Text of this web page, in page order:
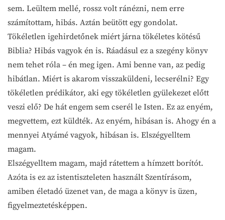
sem. Leültem mellé, rossz volt ránézni, nem erre
számítottam, hibás. Aztán beütött egy gondolat.
Tökéletlen igehirdetőnek miért járna tökéletes kötésű
Biblia? Hibás vagyok én is. Ráadásul ez a szegény könyv
nem tehet róla – én meg igen. Ami benne van, az pedig
hibátlan. Miért is akarom visszaküldeni, lecserélni? Egy
tökéletlen prédikátor, aki egy tökéletlen gyülekezet előtt
veszi elő? De hát engem sem cserél le Isten. Ez az enyém,
megvettem, ezt küldték. Az enyém, hibásan is. Ahogy én a
mennyei Atyámé vagyok, hibásan is. Elszégyelltem
magam.
Elszégyelltem magam, majd rátettem a hímzett borítót.
Azóta is ez az istentiszteleten használt Szentírásom,
amiben életadó üzenet van, de maga a könyv is üzen,
figyelmeztetésképpen.